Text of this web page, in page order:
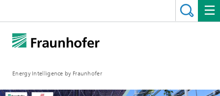
Energy Intelligence by Fraunhofer